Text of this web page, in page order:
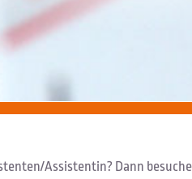
Assistentin? Dann